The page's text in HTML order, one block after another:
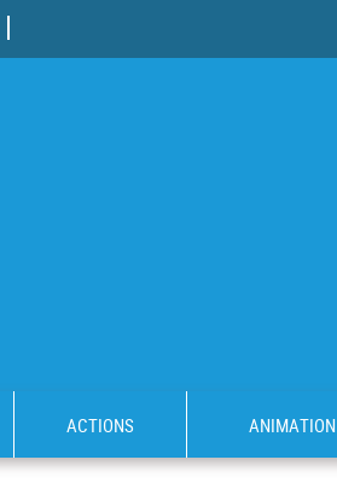
ACTIONS ANIMATION